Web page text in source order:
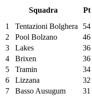
Squadra Pt
1
Tentazioni Bolghera 54
2
Pool Bolzano 46
3
Lakes 36
4
Brixen 36
5
Tramin 34
6
Lizzana 32
7
Basso Ausugum 31